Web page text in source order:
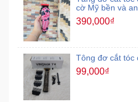
cờ Mỹ bền và
390,000₫
Tông đơ cắt tóc
99,000₫